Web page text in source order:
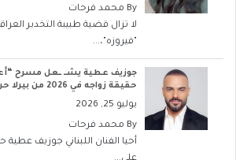
By محمد فرحات
لا تزال قضية طبيبة التخدير
"فيروزه"،...
جوزيف عطية يشــ ــعل مسرح
حقيقة زواجه في 2026 من بيرلا حرب
يوليو 25, 2026
By محمد فرحات
أحيا الفنان اللبناني جوزيف عطية